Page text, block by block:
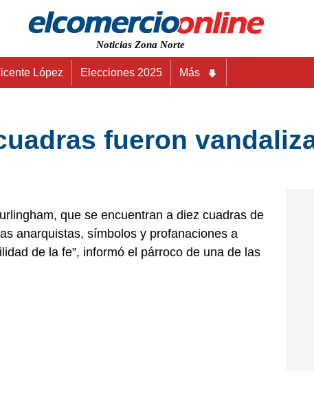
Noticias Zona Norte
López Elecciones 2025 Más
fueron
que se encuentran a diez cuadras de
anarquistas, símbolos y profanaciones a
de la fe”, informó el párroco de una de las